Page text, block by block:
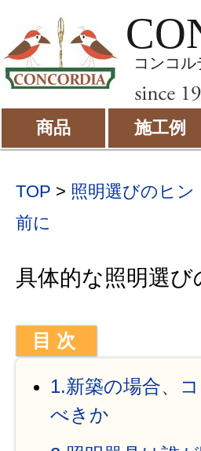
コンコル
商品 施工例
TOP > 照明選びのヒン
前に
具体的な照明選び
1.新築の場合、
べきか